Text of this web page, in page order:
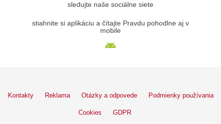
sledujte naše sociálne siete
stiahnite si aplikáciu a čítajte Pravdu pohodlne aj v
mobile
Kontakty Reklama Otázky a odpovede Podmienky používania
Cookies GDPR